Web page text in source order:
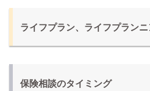
ライフプラン、ライフプラン
保険相談のタイミング